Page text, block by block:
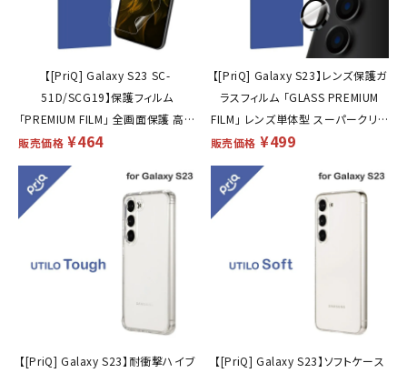
【[PriQ] Galaxy S23 SC-
51D/SCG19】保護フィルム
「PREMIUM FILM」 全画面保護 高透
明・衝撃吸収
販売価格 ¥464
【[PriQ] Galaxy S23】レンズ保護ガ
ラスフィルム 「GLASS PREMIUM
FILM」 レンズ単体型 スーパークリア
高透過度95%
販売価格 ¥499
【[PriQ] Galaxy S23】耐衝撃ハイブ
【[PriQ] Galaxy S23】ソフトケース